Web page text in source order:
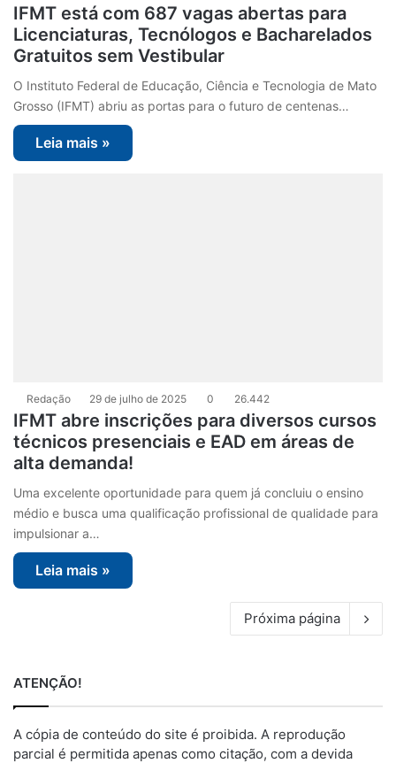
IFMT está com 687 vagas abertas para
Licenciaturas, Tecnólogos e Bacharelados
Gratuitos sem Vestibular
O Instituto Federal de Educação, Ciência e Tecnologia de Mato
Grosso (IFMT) abriu as portas para o futuro de centenas…
Leia mais »
Redação 29 de julho de 2025 0 26.442
IFMT abre inscrições para diversos cursos
técnicos presenciais e EAD em áreas de
alta demanda!
Uma excelente oportunidade para quem já concluiu o ensino
médio e busca uma qualificação profissional de qualidade para
impulsionar a…
Leia mais »
Próxima página
ATENÇÃO!
A cópia de conteúdo do site é proibida. A reprodução
parcial é permitida apenas como citação, com a devida